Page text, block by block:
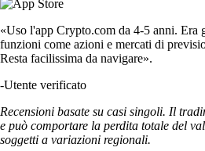
«Uso l'app Crypto.com da 4-5 anni. Era
funzioni come azioni e mercati di
Resta facilissima da navigare».
-Utente verificato
Recensioni basate su casi singoli. Il
e può comportare la perdita totale del
soggetti a variazioni regionali.